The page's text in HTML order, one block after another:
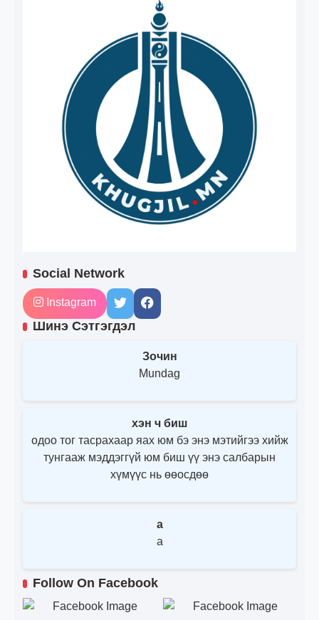
Social Network
Instagram
Шинэ Сэтгэгдэл
Зочин
Mundag
хэн ч биш
одоо тог тасрахаар яах юм бэ энэ мэтийгээ хийж
тунгааж мэддэггүй юм биш үү энэ салбарын
хүмүүс нь өөосдөө
a
a
Follow On Facebook